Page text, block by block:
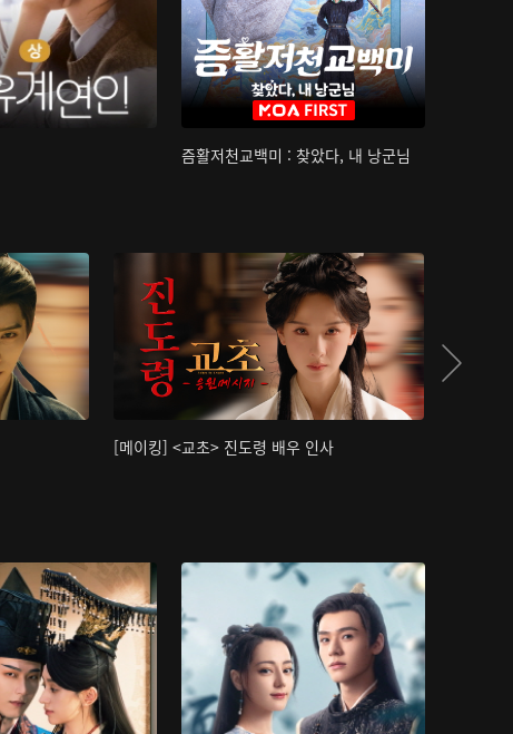
즘활저천교백미 : 찾았다, 내 낭군님
[메이킹] <교초> 진도령 배우 인사